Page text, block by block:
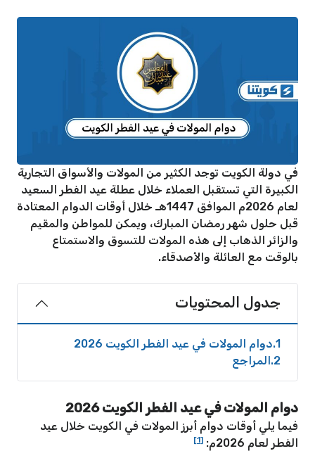
في دولة الكويت توجد الكثير من المولات والأسواق التجارية
الكبيرة التي تستقبل العملاء خلال عطلة عيد الفطر السعيد
لعام 2026م الموافق 1447هـ خلال أوقات الدوام المعتادة
قبل حلول شهر رمضان المبارك، ويمكن للمواطن والمقيم
والزائر الذهاب إلى هذه المولات للتسوق والاستمتاع
بالوقت مع العائلة والأصدقاء.
جدول المحتويات
1 دوام المولات في عيد الفطر الكويت 2026
2 المراجع
دوام المولات في عيد الفطر الكويت 2026
فيما يلي أوقات دوام أبرز المولات في الكويت خلال عيد
الفطر لعام 2026م:
[1]